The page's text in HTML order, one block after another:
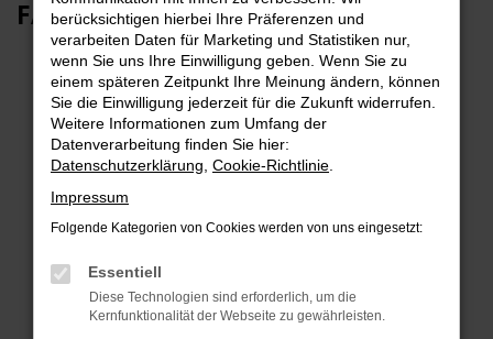
FAHRZEUG-SHOWROOM
Fehler: Network Error
Beim Laden ist ein Fehler aufgetreten.
Hier sind ein paar Tipps, die dir helfen können:
Überprüfe deine Firewall und deine
Laden andere Webseiten, zum Beispiel deine
Suchmaschine?
Prüfe deine Browsererweiterungen.
berücksichtigen hierbei Ihre Präferenzen und
verarbeiten Daten für Marketing und Statistiken nur,
wenn Sie uns Ihre Einwilligung geben. Wenn Sie zu
einem späteren Zeitpunkt Ihre Meinung ändern, können
Sie die Einwilligung jederzeit für die Zukunft widerrufen.
Weitere Informationen zum Umfang der
Datenverarbeitung finden Sie hier:
Datenschutzerklärung Cookie-Richtlinie
Impressum
Folgende Kategorien von Cookies werden von uns eingesetzt:
Essentiell
Diese Technologien sind erforderlich, um die
Kernfunktionalität der Webseite zu gewährleisten.